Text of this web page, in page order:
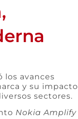
los avances
y su impacto
sectores.
Nokia Amplify